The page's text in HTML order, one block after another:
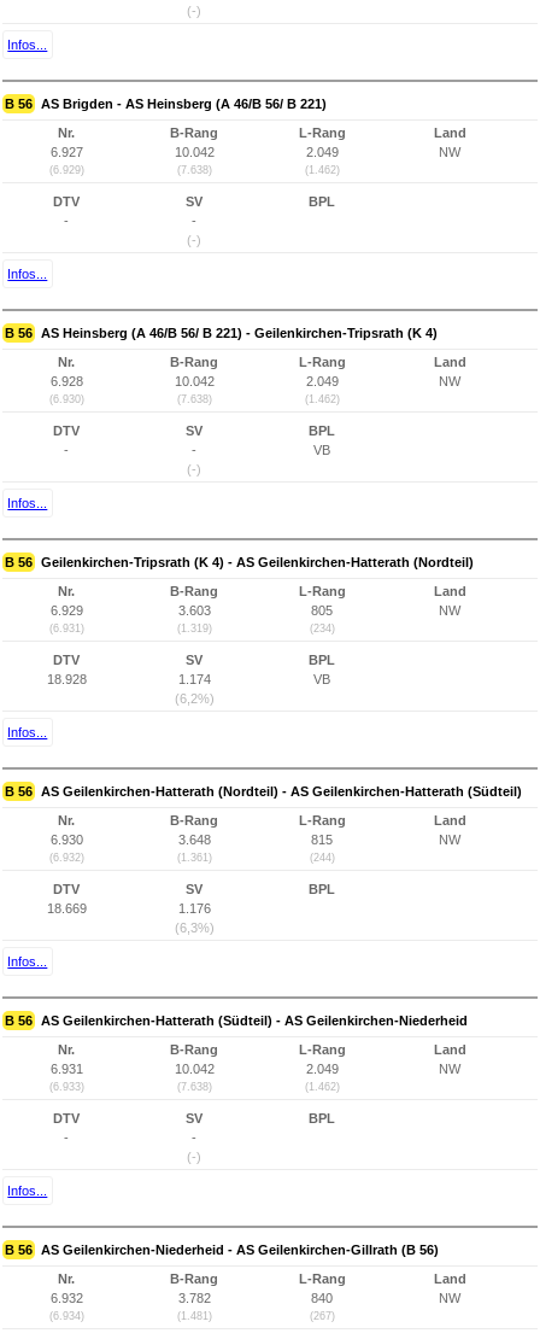
(-)
Infos...
B 56 AS Brigden - AS Heinsberg (A 46/B 56/ B 221)
Nr.
6.927
(6.929)
B-Rang
10.042
(7.638)
L-Rang
2.049
(1.462)
Land
NW
DTV
-
SV
-
(-)
BPL
Infos...
B 56 AS Heinsberg (A 46/B 56/ B 221) - Geilenkirchen-Tripsrath (K 4)
Nr.
6.928
(6.930)
B-Rang
10.042
(7.638)
L-Rang
2.049
(1.462)
Land
NW
DTV
-
SV
-
(-)
BPL
VB
Infos...
B 56 Geilenkirchen-Tripsrath (K 4) - AS Geilenkirchen-Hatterath (Nordteil)
Nr.
6.929
(6.931)
B-Rang
3.603
(1.319)
L-Rang
805
(234)
Land
NW
DTV
18.928
SV
1.174
(6,2%)
BPL
VB
Infos...
B 56 AS Geilenkirchen-Hatterath (Nordteil) - AS Geilenkirchen-Hatterath (Südteil)
Nr.
6.930
(6.932)
B-Rang
3.648
(1.361)
L-Rang
815
(244)
Land
NW
DTV
18.669
SV
1.176
(6,3%)
BPL
Infos...
B 56 AS Geilenkirchen-Hatterath (Südteil) - AS Geilenkirchen-Niederheid
Nr.
6.931
(6.933)
B-Rang
10.042
(7.638)
L-Rang
2.049
(1.462)
Land
NW
DTV
-
SV
-
(-)
BPL
Infos...
B 56 AS Geilenkirchen-Niederheid - AS Geilenkirchen-Gillrath (B 56)
Nr.
6.932
(6.934)
B-Rang
3.782
(1.481)
L-Rang
840
(267)
Land
NW